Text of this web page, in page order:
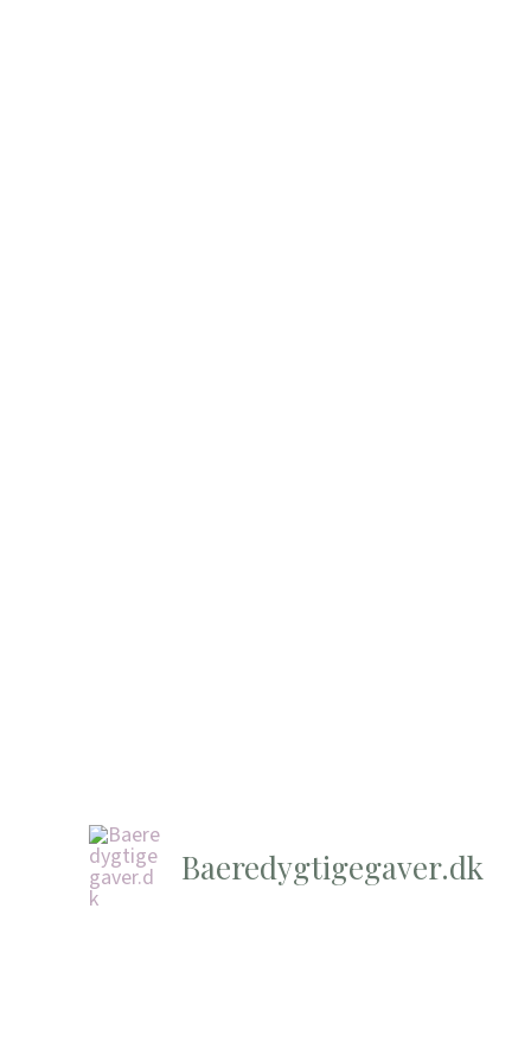
Baeredygtigegaver.dk